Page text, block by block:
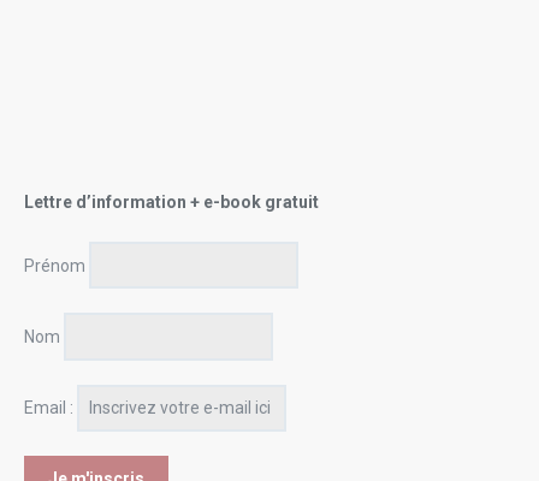
Lettre d’information + e-book gratuit
Prénom
Nom
Email :